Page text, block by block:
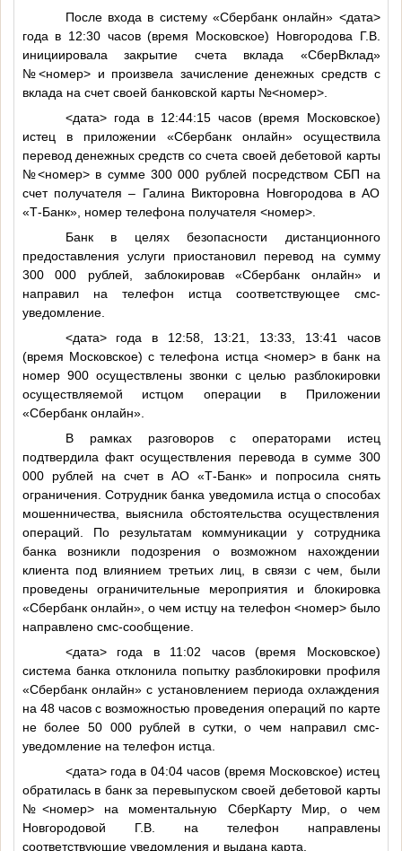
После входа в систему «Сбербанк онлайн» <дата>
года в 12:30 часов (время Московское) Новгородова Г.В.
инициировала закрытие счета вклада «СберВклад»
№<номер> и произвела зачисление денежных средств с
вклада на счет своей банковской карты №<номер>.
<дата>года в 12:44:15 часов (время Московское)
истец в приложении «Сбербанк онлайн» осуществила
перевод денежных средств со счета своей дебетовой карты
№<номер>в сумме 300 000 рублей посредством СБП на
счет получателя – Галина Викторовна Новгородова в АО
«Т-Банк», номер телефона получателя <номер>.
Банк в целях безопасности дистанционного
предоставления услуги приостановил перевод на сумму
300 000 рублей, заблокировав «Сбербанк онлайн» и
направил на телефон истца соответствующее смс-
уведомление.
<дата>года в 12:58, 13:21, 13:33, 13:41 часов
(время Московское) с телефона истца <номер>в банк на
номер 900 осуществлены звонки с целью разблокировки
осуществляемой истцом операции в Приложении
«Сбербанк онлайн».
В рамках разговоров с операторами истец
подтвердила факт осуществления перевода в сумме 300
000 рублей на счет в АО «Т-Банк» и попросила снять
ограничения. Сотрудник банка уведомила истца о способах
мошенничества, выяснила обстоятельства осуществления
операций. По результатам коммуникации у сотрудника
банка возникли подозрения о возможном нахождении
клиента под влиянием третьих лиц, в связи с чем, были
проведены ограничительные мероприятия и блокировка
«Сбербанк онлайн», о чем истцу на телефон <номер>было
направлено смс-сообщение.
<дата>года в 11:02 часов (время Московское)
система банка отклонила попытку разблокировки профиля
«Сбербанк онлайн» с установлением периода охлаждения
на 48 часов с возможностью проведения операций по карте
не более 50 000 рублей в сутки, о чем направил смс-
уведомление на телефон истца.
<дата>года в 04:04 часов (время Московское) истец
обратилась в банк за перевыпуском своей дебетовой карты
№ <номер>на моментальную СберКарту Мир, о чем
Новгородовой Г.В. на телефон направлены
соответствующие уведомления и выдана карта.